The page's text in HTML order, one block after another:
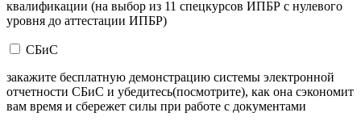
квалификации (на выбор из 11 спецкурсов ИПБР с нулевого
уровня до аттестации ИПБР)
СБиС
закажите бесплатную демонстрацию системы электронной
отчетности СБиС и убедитесь(посмотрите), как она сэкономит
вам время и сбережет силы при работе с документами